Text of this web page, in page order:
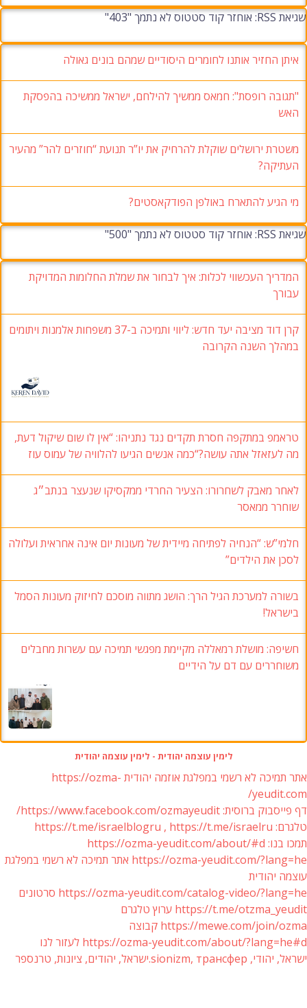
שגיאת RSS: אוחזר קוד סטטוס לא נתמך "403"
איתן החזיר אותנו לחומרים היסודיים שמהם בונים גאולה
"תגובה רופסת": חמאס ממשיך להילחם, ישראל ממשיכה בהפסקת
האש
משטרת ירושלים שוקלת להרחיק את יו”ר תנועת “חוזרים להר” מהעיר
העתיקה?
מי הגיע להתארח באולפן הפודקאסטים?
שגיאת RSS: אוחזר קוד סטטוס לא נתמך "500"
המדריך העכשווי לכלות: איך לבחור את שמלת החלומות המדויקת
עבורך
קרן דוד מציבה יעד חדש: ליווי ותמיכה ב-37 משפחות אלמנות ויתומים
במהלך השנה הקרובה
טראמפ במתקפה חסרת תקדים נגד נתניהו: “אין לו שום שיקול דעת,
מה לעזאזל אתה עושה?“כמה אנשים הגיעו להלוויה של עמוס עוז
לאחר מאבק לשחרורו: הצעיר החרדי ממקסיקו שנעצר בנתב״ג
שוחרר ממאסר
חלמי”ש: “הנחיה לפתיחה מיידית של מעונות יום אינה אחראית ועלולה
לסכן את הילדים”
בשורה למערכת הגיל הרך: הושג מתווה מוסכם לחיזוק מעונות הסמל
בישראל!
חשיפה: מושלת רמאללה מקיימת מפגשי תמיכה עם עשרות מחבלים
משוחררים עם דם על הידיים
לימין עוצמה יהודית - לימין עוצמה יהודית
אתר תמיכה לא רשמי במפלגת אוזמה יהודית https://ozma-
yeudit.com/
דף פייסבוק ברוסית: https://www.facebook.com/ozmayeudit/
טלגרם: https://t.me/israelblogru , https://t.me/israelru
תמכו בנו: https://ozma-yeudit.com/about/#d
https://ozma-yeudit.com/?lang=he אתר תמיכה לא רשמי במפלגת
עוצמה יהודית
https://ozma-yeudit.com/catalog-video/?lang=he סרטונים
https://t.me/otzma_yeudit ערוץ טלגרם
https://mewe.com/join/ozma קבוצה
https://ozma-yeudit.com/about/?lang=he#d לעזור לנו
ישראל, יהודי, sionizm, трансфер.ישראל, יהודים, ציונות, טרנספר